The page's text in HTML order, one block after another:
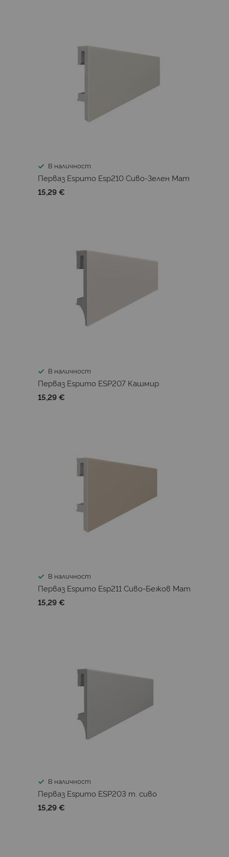
В наличност
Перваз Espumo Esp210 Сиво-Зелен Мат
15,29 €
В наличност
Перваз Espumo ESP207 Кашмир
15,29 €
В наличност
Перваз Espumo Esp211 Сиво-Бежов Мат
15,29 €
В наличност
Перваз Espumo ESP203 т. сиво
15,29 €